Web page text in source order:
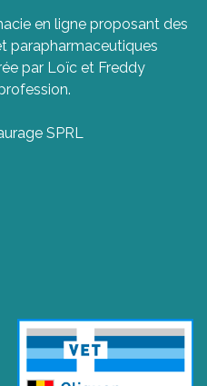
en ligne proposant des
parapharmaceutiques
par Loïc et Freddy
SPRL